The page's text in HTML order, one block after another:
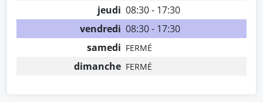
jeudi 08:30 - 17:30
vendredi 08:30 - 17:30
samedi FERMÉ
dimanche FERMÉ